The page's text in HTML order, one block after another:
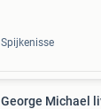
Spijkenisse
George Michael